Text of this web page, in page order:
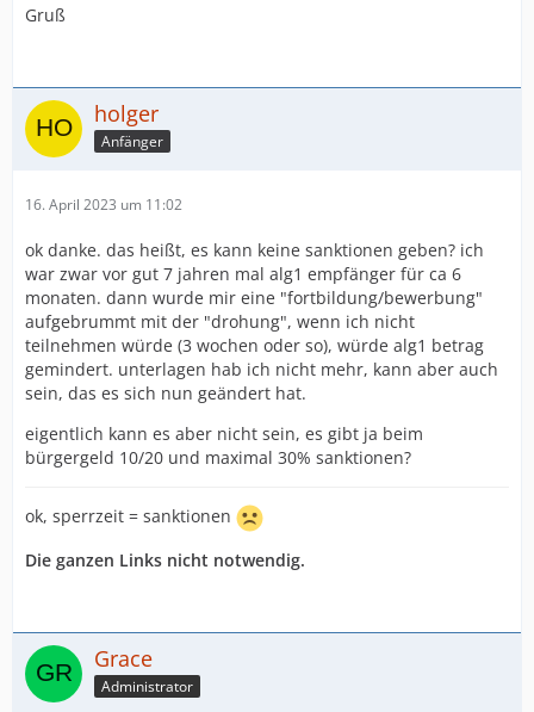
Gruß
holger
Anfänger
16. April 2023 um 11:02
ok danke. das heißt, es kann keine sanktionen geben? ich
war zwar vor gut 7 jahren mal alg1 empfänger für ca 6
monaten. dann wurde mir eine "fortbildung/bewerbung"
aufgebrummt mit der "drohung", wenn ich nicht
teilnehmen würde (3 wochen oder so), würde alg1 betrag
gemindert. unterlagen hab ich nicht mehr, kann aber auch
sein, das es sich nun geändert hat.
eigentlich kann es aber nicht sein, es gibt ja beim
bürgergeld 10/20 und maximal 30% sanktionen?
ok, sperrzeit = sanktionen
Die ganzen Links nicht notwendig.
Grace
Administrator